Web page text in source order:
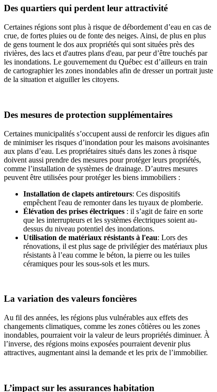
Des quartiers qui perdent leur attractivité
Certaines régions sont plus à risque de débordement d’eau en cas de
crue, de fortes pluies ou de fonte des neiges. Ainsi, de plus en plus
de gens tournent le dos aux propriétés qui sont situées près des
rivières, des lacs et d'autres plans d'eau, par peur d’être touchés par
les inondations. Le gouvernement du Québec est d’ailleurs en train
de cartographier les zones inondables afin de dresser un portrait juste
de la situation et aiguiller les citoyens.
Des mesures de protection supplémentaires
Certaines municipalités s’occupent aussi de renforcir les digues afin
de minimiser les risques d’inondation pour les maisons avoisinantes
aux plans d’eau. Les propriétaires situés dans les zones à risque
doivent aussi prendre des mesures pour protéger leurs propriétés,
comme l’installation de systèmes de drainage. D’autres mesures
peuvent être utilisées pour protéger les biens immobiliers :
Installation de clapets antiretours: Ces dispositifs
empêchent l'eau de remonter dans les tuyaux de plomberie.
Élévation des prises électriques : il s’agit de faire en sorte
que les interrupteurs et les systèmes électriques soient au-
dessus du niveau potentiel des inondations.
Utilisation de matériaux résistants à l'eau: Lors des
rénovations, il est plus sage de privilégier des matériaux plus
résistants à l’eau comme le béton, la pierre ou les tuiles
céramiques pour les sous-sols et les murs.
La variation des valeurs foncières
Au fil des années, les régions plus vulnérables aux effets des
changements climatiques, comme les zones côtières ou les zones
inondables, pourraient voir la valeur de leurs propriétés diminuer. À
l’inverse, des régions moins exposées pourraient devenir plus
attractives, augmentant ainsi la demande et les prix de l’immobilier.
L’impact sur les assurances habitation